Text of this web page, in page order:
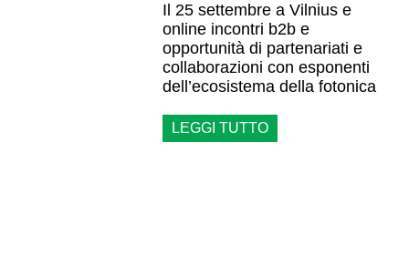
Il 25 settembre a Vilnius e
online incontri b2b e
opportunità di partenariati e
collaborazioni con esponenti
dell’ecosistema della fotonica
LEGGI TUTTO